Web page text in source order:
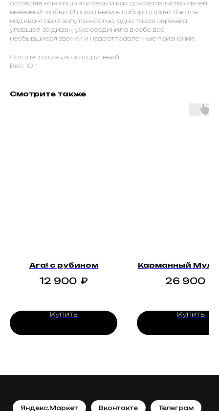
оставляя нам лишь эти серьги как доказательство своей
неземной любви. И пока гении в лабораториях бьются
над квантовой запутанностью, одна такая сережка,
упавшая за диван, уже соединила в себе все
несбывшиеся звонки и недоотправленные признания.
Состав: латунь, золото, рутений
Вес: 10 г
Смотрите также
Ага! с рубином
12 900 ₽
Купить
Карманный
26 900
Купить
Яндекс.Маркет Вконтакте Телеграм